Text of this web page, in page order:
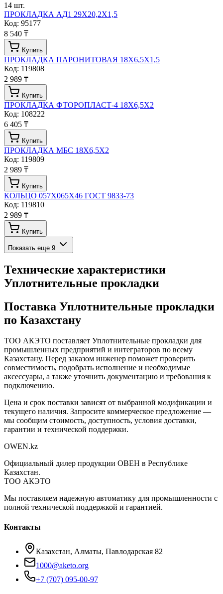
14 шт.
ПРОКЛАДКА АД1 29Х20,2Х1,5
Код: 95177
8 540 ₸
Купить
ПРОКЛАДКА ПАРОНИТОВАЯ 18Х6,5Х1,5
Код: 119808
2 989 ₸
Купить
ПРОКЛАДКА ФТОРОПЛАСТ-4 18Х6,5Х2
Код: 108222
6 405 ₸
Купить
ПРОКЛАДКА МБС 18Х6,5Х2
Код: 119809
2 989 ₸
Купить
КОЛЬЦО 057Х065Х46 ГОСТ 9833-73
Код: 119810
2 989 ₸
Купить
Показать еще 9
Технические характеристики
Уплотнительные прокладки
Поставка Уплотнительные прокладки
по Казахстану
ТОО АКЭТО поставляет Уплотнительные прокладки для
промышленных предприятий и интеграторов по всему
Казахстану. Перед заказом инженер поможет проверить
совместимость, подобрать исполнение и необходимые
аксессуары, а также уточнить документацию и требования к
подключению.
Цена и срок поставки зависят от выбранной модификации и
текущего наличия. Запросите коммерческое предложение —
мы сообщим стоимость, доступность, условия доставки,
гарантии и технической поддержки.
OWEN.kz
Официальный дилер продукции ОВЕН в Республике
Казахстан.
ТОО АКЭТО
Мы поставляем надежную автоматику для промышленности с
полной технической поддержкой и гарантией.
Контакты
Казахстан, Алматы, Павлодарская 82
1000@aketo.org
+7 (707) 095-00-97